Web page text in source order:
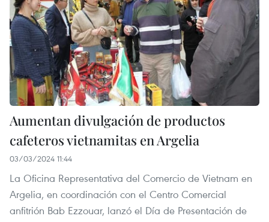
Aumentan divulgación de productos
cafeteros vietnamitas en Argelia
03/03/2024 11:44
La Oficina Representativa del Comercio de Vietnam en
Argelia, en coordinación con el Centro Comercial
anfitrión Bab Ezzouar, lanzó el Día de Presentación de